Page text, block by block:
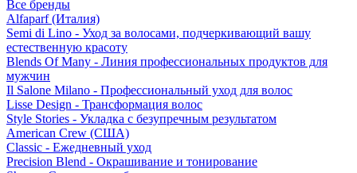
Все бренды
Alfaparf (Италия)
Semi di Lino - Уход за волосами, подчеркивающий вашу
естественную красоту
Blends Of Many - Линия профессиональных продуктов для
мужчин
Il Salone Milano - Профессиональный уход для волос
Lisse Design - Трансформация волос
Style Stories - Укладка с безупречным результатом
American Crew (США)
Classic - Ежедневный уход
Precision Blend - Окрашивание и тонирование